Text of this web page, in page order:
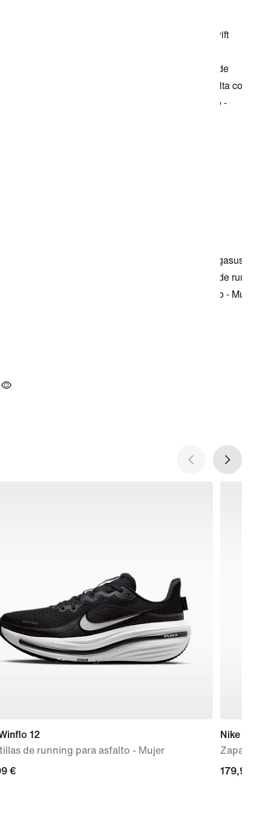
12
de running para asfalto - Mujer
€
€
Nike
Zapatillas
179,99 €
179,99 €